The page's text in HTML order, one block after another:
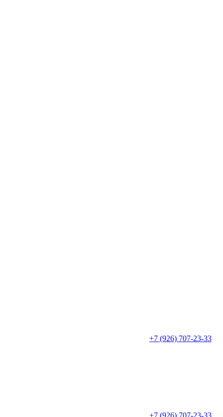
+7 (926) 707-23-33
+7 (926) 707-23-33